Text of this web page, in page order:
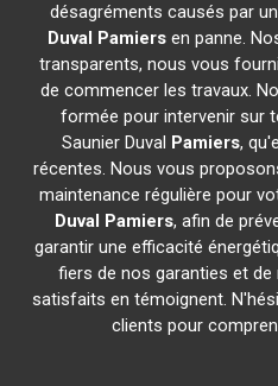
désagréments causés par
Duval Pamiersen panne.
transparents, nous vous
de commencer les travaux.
formée pour intervenir sur
Saunier Duval Pamiers,
récentes. Nous vous
maintenance régulière pour
Duval Pamiers, afin de
garantir une efficacité
fiers de nos garanties et
satisfaits en témoignent.
clients pour